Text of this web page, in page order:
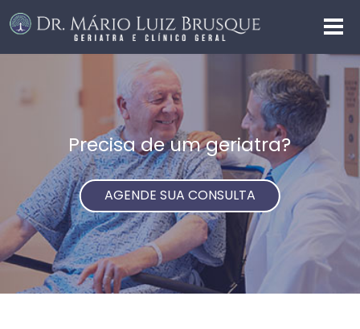
Precisa de um geriatra?
AGENDE SUA CONSULTA